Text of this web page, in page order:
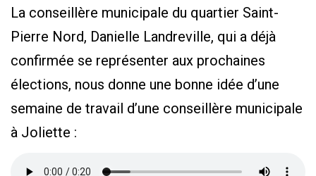
La conseillère municipale du quartier Saint-
Pierre Nord, Danielle Landreville, qui a déjà
confirmée se représenter aux prochaines
élections, nous donne une bonne idée d’une
semaine de travail d’une conseillère municipale
à Joliette :